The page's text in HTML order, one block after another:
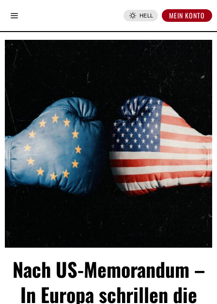
HELL MEIN KONTO
Nach US-Memorandum –
In Europa schrillen die